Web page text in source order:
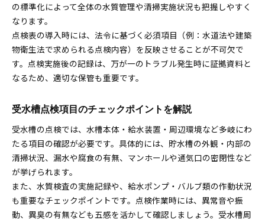
の標準化によって全体の水質管理や清掃実施状況も把握しやすく
なります。
点検表の導入時には、法令に基づく必須項目（例：水道法や建築
物衛生法で求められる点検内容）を反映させることが不可欠で
す。点検実施後の記録は、万が一のトラブル発生時に証拠資料と
なるため、適切な保管も重要です。
受水槽点検項目のチェックポイントを解説
受水槽の点検では、水槽本体・給水装置・周辺環境など多岐にわ
たる項目の確認が必要です。具体的には、貯水槽の外観・内部の
清掃状況、漏水や腐食の有無、マンホールや通気口の密閉性など
が挙げられます。
また、水質検査の実施記録や、給水ポンプ・バルブ類の作動状況
も重要なチェックポイントです。点検作業時には、異常音や振
動、異臭の有無なども五感を活かして確認しましょう。受水槽周